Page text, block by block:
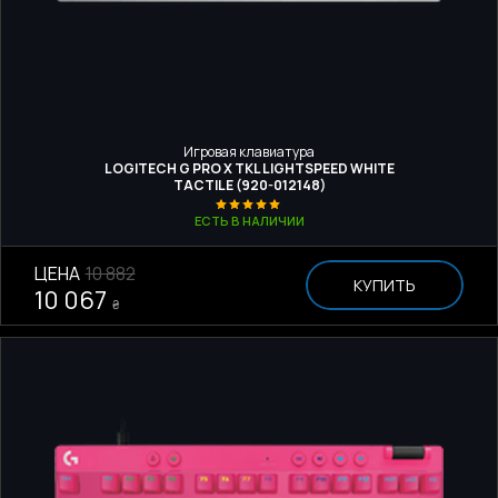
Игровая клавиатура
LOGITECH G PRO X TKL LIGHTSPEED WHITE
TACTILE (920-012148)
ЕСТЬ В НАЛИЧИИ
ЦЕНА 10 882
10 067 ₴
КУПИТЬ